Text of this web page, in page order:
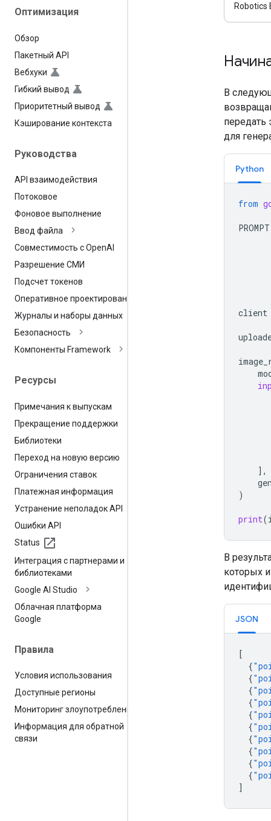
Оптимизация
Обзор
Пакетный API
Вебхуки
Гибкий вывод
Приоритетный вывод
Кэширование контекста
Руководства
API взаимодействия
Потоковое
Фоновое выполнение
Ввод файла
Совместимость с OpenAI
Разрешение СМИ
Подсчет токенов
Оперативное проектирование
Журналы и наборы данных
Безопасность
Компоненты Framework
Ресурсы
Примечания к выпускам
Прекращение поддержки
Библиотеки
Переход на новую версию
Ограничения ставок
Платежная информация
Устранение неполадок API
Ошибки API
Status
Интеграция с партнерами и
библиотеками
Google AI Studio
Облачная платформа
Google
Правила
Условия использования
Доступные регионы
Мониторинг злоупотреблений
Информация для обратной
связи
Robotics
В
передать
для
Python
from
PROMPT
client
],
)
print(
В
которых
JSON
[
{
{
{
{
{
{
{
{
{
{
]